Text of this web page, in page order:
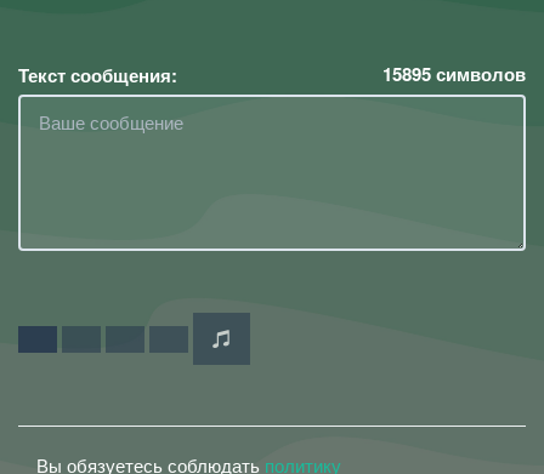
Текст сообщения: 15895символов
Вы обязуетесь соблюдать политику